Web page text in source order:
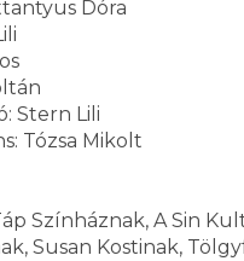
Dóra
Stern Lili
Tózsa Mikolt
Színháznak, A Sin
Susan Kostinak,